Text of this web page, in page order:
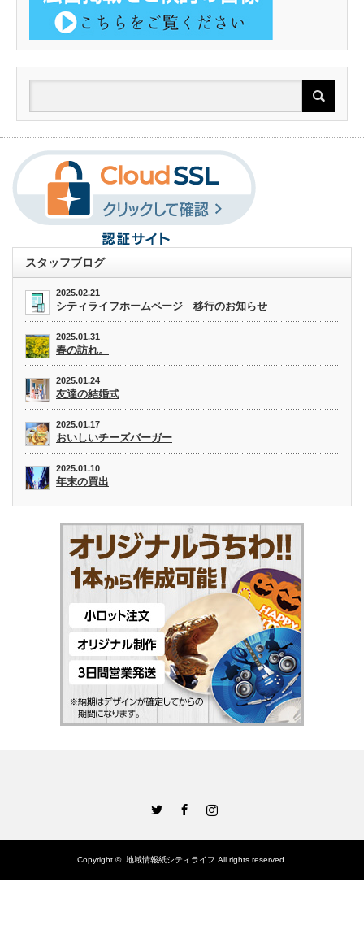
スタッフブログ
2025.02.21
シティライフホームページ 移行のお知らせ
2025.01.31
春の訪れ。
2025.01.24
友達の結婚式
2025.01.17
おいしいチーズバーガー
2025.01.10
年末の買出
Copyright © 地域情報紙シティライフ All rights reserved.